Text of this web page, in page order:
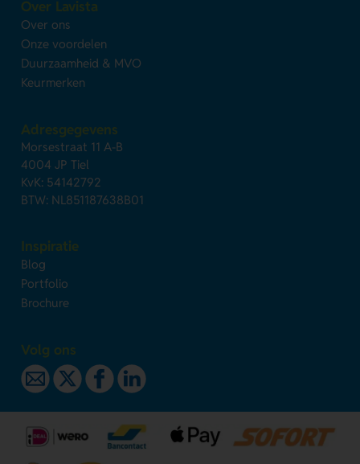
Over Lavista
Over ons
Onze voordelen
Duurzaamheid & MVO
Keurmerken
Adresgegevens
Morsestraat 11 A-B
4004 JP Tiel
KvK: 54142792
BTW: NL851187638B01
Inspiratie
Blog
Portfolio
Brochure
Volg ons